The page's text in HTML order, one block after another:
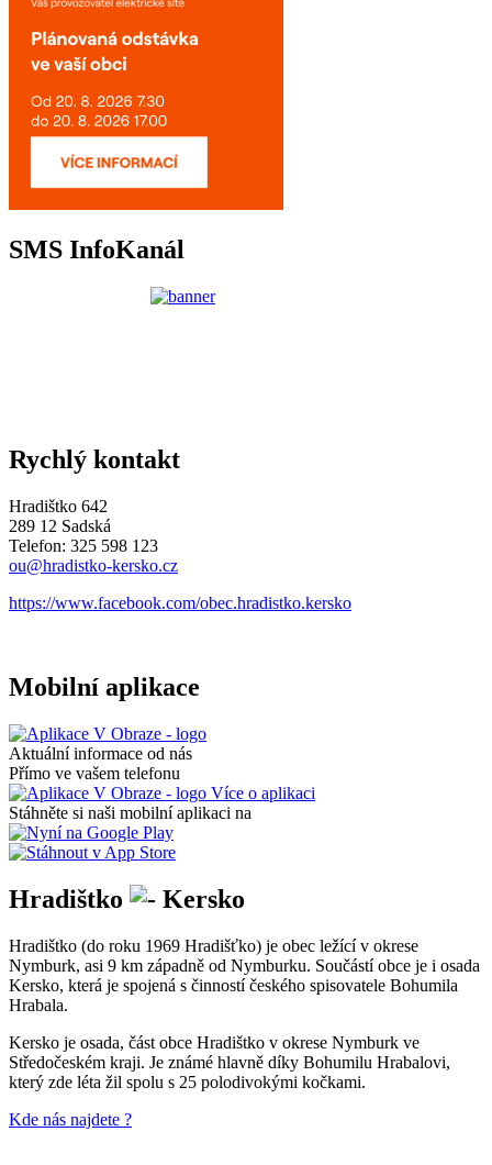
SMS InfoKanál
Rychlý kontakt
Hradištko 642
289 12 Sadská
Telefon: 325 598 123
ou@hradistko-kersko.cz
https://www.facebook.com/obec.hradistko.kersko
Mobilní aplikace
Aktuální informace od nás
Přímo ve vašem telefonu
Více o aplikaci
Stáhněte si naši mobilní aplikaci na
Hradištko Kersko
Hradištko (do roku 1969 Hradišťko) je obec ležící v okrese
Nymburk, asi 9 km západně od Nymburku. Součástí obce je i osada
Kersko, která je spojená s činností českého spisovatele Bohumila
Hrabala.
Kersko je osada, část obce Hradištko v okrese Nymburk ve
Středočeském kraji. Je známé hlavně díky Bohumilu Hrabalovi,
který zde léta žil spolu s 25 polodivokými kočkami.
Kde nás najdete ?